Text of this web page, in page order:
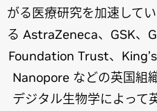
がる医療研究を加速して
る AstraZeneca、GSK、
Foundation Trust、
Nanopore などの英国組
デジタル生物学によって